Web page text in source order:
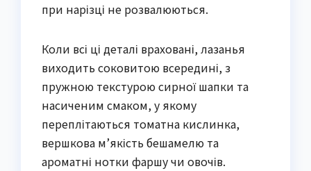
при нарізці не розвалюються.
Коли всі ці деталі враховані, лазанья
виходить соковитою всередині, з
пружною текстурою сирної шапки та
насиченим смаком, у якому
переплітаються томатна кислинка,
вершкова м’якість бешамелю та
ароматні нотки фаршу чи овочів.